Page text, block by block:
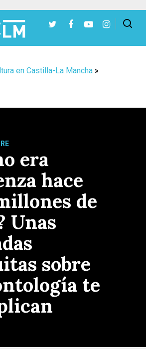
en Castilla-La Mancha »
era
hace
de
Unas
sobre
te